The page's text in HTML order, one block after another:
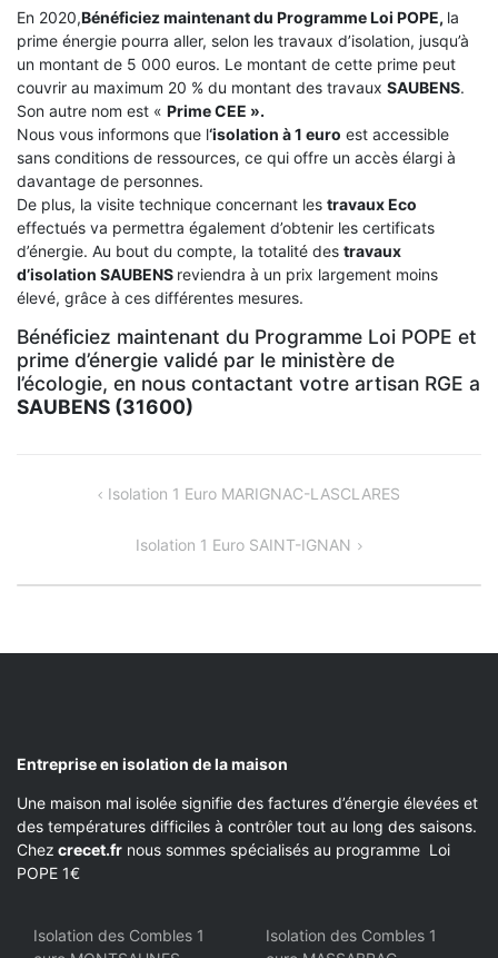
En 2020,Bénéficiez maintenant du Programme Loi POPE, la
prime énergie pourra aller, selon les travaux d’isolation, jusqu’à
un montant de 5 000 euros. Le montant de cette prime peut
couvrir au maximum 20 % du montant des travaux SAUBENS.
Son autre nom est « Prime CEE ».
Nous vous informons que l‘isolation à 1 euro est accessible
sans conditions de ressources, ce qui offre un accès élargi à
davantage de personnes.
De plus, la visite technique concernant les travaux Eco
effectués va permettra également d’obtenir les certificats
d’énergie. Au bout du compte, la totalité des travaux
d’isolation SAUBENS reviendra à un prix largement moins
élevé, grâce à ces différentes mesures.
Bénéficiez maintenant du Programme Loi POPE et
prime d’énergie validé par le ministère de
l’écologie, en nous contactant votre artisan RGE a
SAUBENS (31600)
NAVIGATIONIsolation 1 Euro MARIGNAC-LASCLARES
Isolation 1 Euro SAINT-IGNAN
Entreprise en isolation de la maison
Une maison mal isolée signifie des factures d’énergie élevées et
des températures difficiles à contrôler tout au long des saisons.
Chez crecet.fr nous sommes spécialisés au programme Loi
POPE 1€
Isolation des Combles 1
Isolation des Combles 1